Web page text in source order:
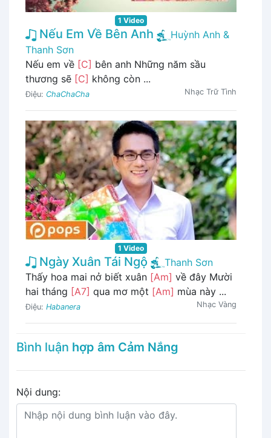
1 Video
Nếu Em Về Bên Anh
Huỳnh Anh &
Thanh Sơn
Nếu em về [C] bên anh Những năm sầu
thương sẽ [C] không còn ...
Điệu: ChaChaCha Nhạc Trữ Tình
1 Video
Ngày Xuân Tái Ngộ
Thanh Sơn
Thấy hoa mai nở biết xuân [Am] về đây Mười
hai tháng [A7] qua mơ một [Am] mùa này ...
Điệu: Habanera Nhạc Vàng
Bình luận hợp âm Cảm Nắng
Nội dung: